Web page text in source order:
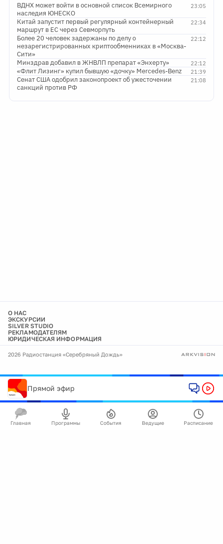
23:05
ВДНХ может войти в основной список Всемирного
наследия ЮНЕСКО
22:34
Китай запустит первый регулярный контейнерный
маршрут в ЕС через Севморпуть
22:12
Более 20 человек задержаны по делу о
незарегистрированных криптообменниках в «Москва-
Сити»
22:12
Минздрав добавил в ЖНВЛП препарат «Энхерту»
21:39
«Флит Лизинг» купил бывшую «дочку» Mercedes-Benz
21:08
Сенат США одобрил законопроект об ужесточении
санкций против РФ
О НАС
ЭКСКУРСИИ
SILVER STUDIO
РЕКЛАМОДАТЕЛЯМ
ЮРИДИЧЕСКАЯ ИНФОРМАЦИЯ
2026 Радиостанция «Серебряный Дождь»
Прямой эфир
Главная Программы События Ведущие Расписание